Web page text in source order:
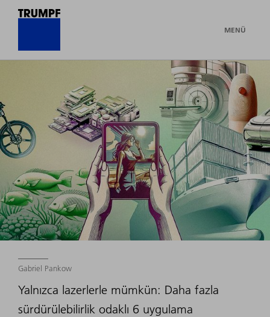
MENÜ
Gabriel Pankow
Yalnızca lazerlerle mümkün: Daha fazla
sürdürülebilirlik odaklı 6 uygulama